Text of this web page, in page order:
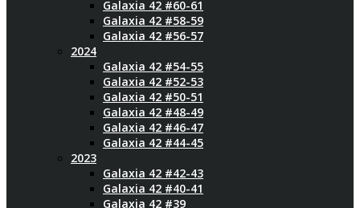
Galaxia 42 #60-61
Galaxia 42 #58-59
Galaxia 42 #56-57
2024
Galaxia 42 #54-55
Galaxia 42 #52-53
Galaxia 42 #50-51
Galaxia 42 #48-49
Galaxia 42 #46-47
Galaxia 42 #44-45
2023
Galaxia 42 #42-43
Galaxia 42 #40-41
Galaxia 42 #39